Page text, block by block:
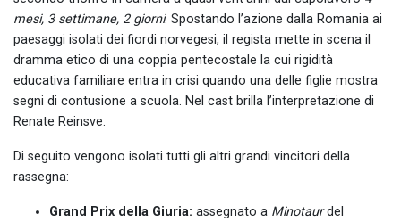
mesi, 3 settimane, 2 giorni. Spostando l’azione dalla Romania ai
paesaggi isolati dei fiordi norvegesi, il regista mette in scena il
dramma etico di una coppia pentecostale la cui rigidità
educativa familiare entra in crisi quando una delle figlie mostra
segni di contusione a scuola. Nel cast brilla l’interpretazione di
Renate Reinsve.
Di seguito vengono isolati tutti gli altri grandi vincitori della
rassegna:
Grand Prix della Giuria: assegnato a Minotaurdel